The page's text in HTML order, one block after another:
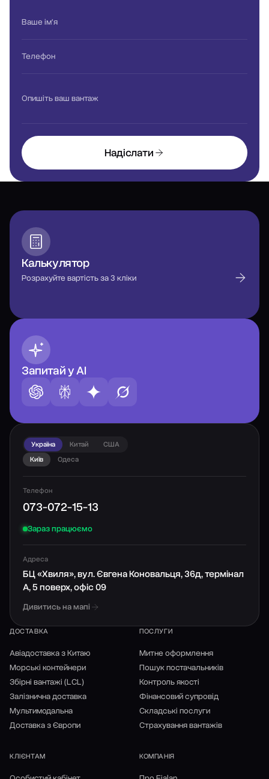
Ваше ім'я
Телефон
Опишіть ваш вантаж
Надіслати
Калькулятор
Розрахуйте вартість за 3 кліки
Запитай у AI
Україна Китай
США
Київ
Одеса
Телефон
073-072-15-13
Зараз працюємо
Адреса
БЦ «Хвиля», вул. Євгена Коновальця, 36д, термінал
А, 5 поверх, офіс 09
Дивитись на мапі
ДОСТАВКА
Авіадоставка з Китаю
Морські контейнери
Збірні вантажі (LCL)
Залізнична доставка
Мультимодальна
Доставка з Європи
ПОСЛУГИ
Митне оформлення
Пошук постачальників
Контроль якості
Фінансовий супровід
Складські послуги
Страхування вантажів
КЛІЄНТАМ КОМПАНІЯ